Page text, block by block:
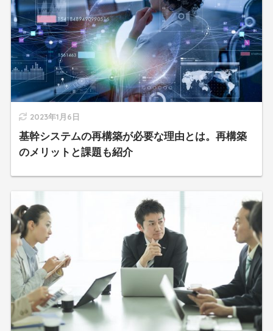
2023年1月6日
基幹システムの再構築が必要な理由とは。再構築
のメリットと課題も紹介